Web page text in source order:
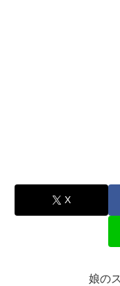
X
娘の